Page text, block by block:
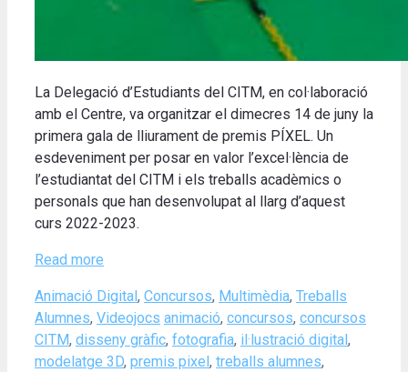
La Delegació d’Estudiants del CITM, en col·laboració
amb el Centre, va organitzar el dimecres 14 de juny la
primera gala de lliurament de premis PÍXEL. Un
esdeveniment per posar en valor l’excel·lència de
l’estudiantat del CITM i els treballs acadèmics o
personals que han desenvolupat al llarg d’aquest
curs 2022-2023.
Read more
Categories
Animació Digital , Concursos, Multimèdia, Treballs
Alumnes, Videojocs Tags
animació, concursos, concursos
CITM, disseny gràfic, fotografia, il·lustració digital ,
modelatge 3D, premis pixel , treballs alumnes,